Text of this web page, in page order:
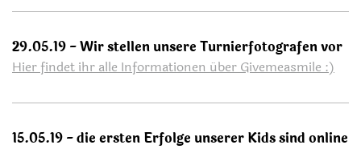
29.05.19 - Wir stellen unsere Turnierfotografen vor
Hier findet ihr alle Informationen über Givemeasmile :)
15.05.19 - die ersten Erfolge unserer Kids sind online